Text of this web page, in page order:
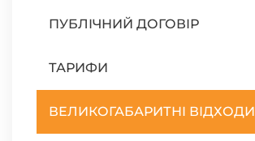
ПУБЛІЧНИЙ ДОГОВІР
ТАРИФИ
ВЕЛИКОГАБАРИТНІ ВІДХОДИ